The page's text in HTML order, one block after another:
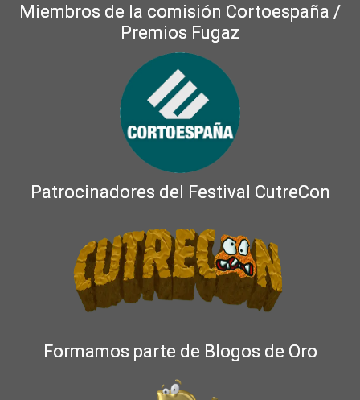
Miembros de la comisión Cortoespaña /
Premios Fugaz
Patrocinadores del Festival CutreCon
Formamos parte de Blogos de Oro